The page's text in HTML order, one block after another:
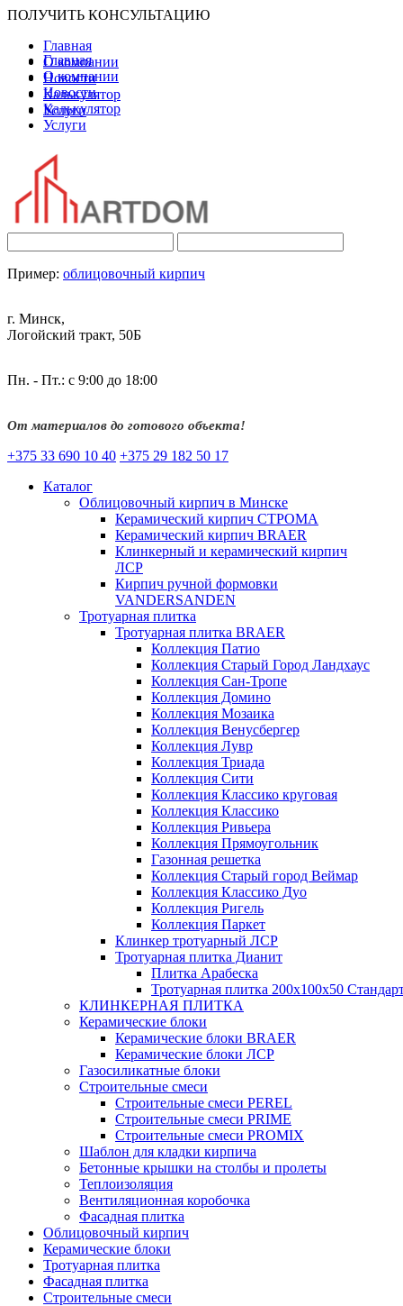
ПОЛУЧИТЬ КОНСУЛЬТАЦИЮ
Главная
О компании
Новости
Калькулятор
Услуги
Главная
О компании
Новости
Калькулятор
Услуги
Пример: облицовочный кирпич
г. Минск,
Логойский тракт, 50Б
Пн. - Пт.: с 9:00 до 18:00
От материалов до готового объекта!
+375 33 690 10 40 +375 29 182 50 17
Каталог
Облицовочный кирпич в Минске
Керамический кирпич СТРОМА
Керамический кирпич BRAER
Клинкерный и керамический кирпич
ЛСР
Кирпич ручной формовки
VANDERSANDEN
Тротуарная плитка
Тротуарная плитка BRAER
Коллекция Патио
Коллекция Старый Город Ландхаус
Коллекция Сан-Тропе
Коллекция Домино
Коллекция Мозаика
Коллекция Венусбергер
Коллекция Лувр
Коллекция Триада
Коллекция Сити
Коллекция Классико круговая
Коллекция Классико
Коллекция Ривьера
Коллекция Прямоугольник
Газонная решетка
Коллекция Старый город Веймар
Коллекция Классико Дуо
Коллекция Ригель
Коллекция Паркет
Клинкер тротуарный ЛСР
Тротуарная плитка Дианит
Плитка Арабеска
Тротуарная плитка 200х100х50
КЛИНКЕРНАЯ ПЛИТКА
Керамические блоки
Керамические блоки BRAER
Керамические блоки ЛСР
Газосиликатные блоки
Строительные смеси
Строительные смеси PEREL
Строительные смеси PRIME
Строительные смеси PROMIX
Шаблон для кладки кирпича
Бетонные крышки на столбы и пролеты
Теплоизоляция
Вентиляционная коробочка
Фасадная плитка
Облицовочный кирпич
Керамические блоки
Тротуарная плитка
Фасадная плитка
Строительные смеси